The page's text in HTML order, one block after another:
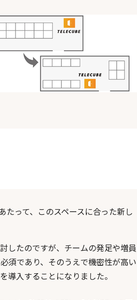
って、このスペースに合った新し
したのですが、チームの発足や増員
須であり、そのうえで機密性が高い
導入することになりました。